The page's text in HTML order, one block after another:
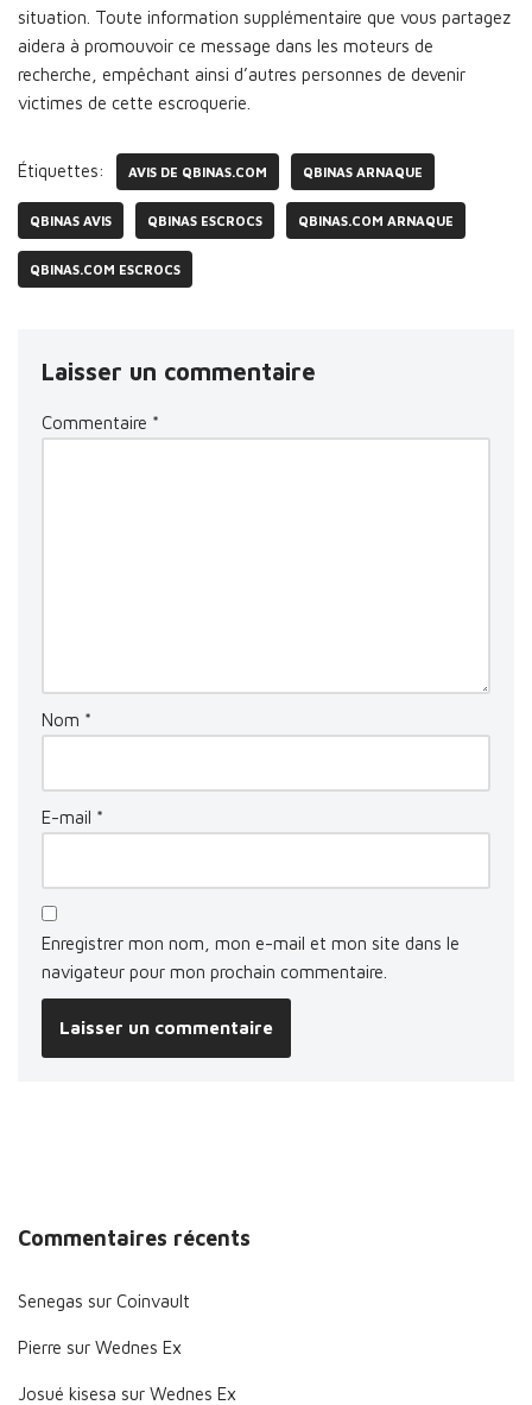
situation. Toute information supplémentaire que vous partagez
aidera à promouvoir ce message dans les moteurs de
recherche, empêchant ainsi d’autres personnes de devenir
victimes de cette escroquerie.
Étiquettes: AVIS DE QBINAS.COM QBINAS ARNAQUE
QBINAS AVIS QBINAS ESCROCS QBINAS.COM ARNAQUE
QBINAS.COM ESCROCS
Laisser un commentaire
Commentaire *
Nom *
E-mail *
Enregistrer mon nom, mon e-mail et mon site dans le
navigateur pour mon prochain commentaire.
Commentaires récents
Senegas sur Coinvault
Pierre sur Wednes Ex
Josué kisesa sur Wednes Ex